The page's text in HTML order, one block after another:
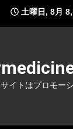
土曜日, 8月
イトはプロモー